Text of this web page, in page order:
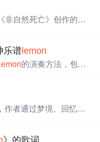
非自然死亡》创作的主
悲伤中，对方仍是他的
了对过往幸福的追忆
乐谱lemon
的演奏方法，包括
动人旋律。
作者通过梦境、回忆与